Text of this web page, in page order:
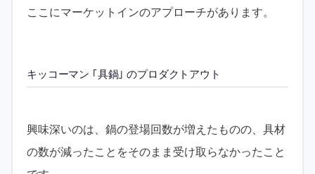
ここにマーケットインのアプローチがあります。
キッコーマン ｢具鍋｣ のプロダクトアウト
興味深いのは、鍋の登場回数が増えたものの、具材
の数が減ったことをそのまま受け取らなかったこと